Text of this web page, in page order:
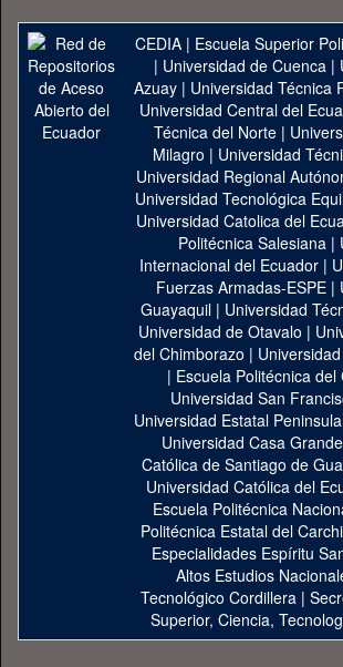
CEDIA| Escuela Superior
| Universidad de Cuenca|
Azuay| Universidad Técnica
Universidad Central del
Técnica del Norte |
Milagro | Universidad
Universidad Regional
Universidad Tecnológica
Universidad Catolica del
Politécnica Salesiana |
Internacional del Ecuador |
Fuerzas Armadas-ESPE |
Guayaquil| Universidad
Universidad de Otavalo |
del Chimborazo |
| Escuela Politécnica del
Universidad San
Universidad Estatal
Universidad Casa Grande
Católica de Santiago de
Universidad Católica del
Escuela Politécnica
Politécnica Estatal del Carchi
Especialidades Espíritu
Altos Estudios
Tecnológico Cordillera |
Superior, Ciencia,